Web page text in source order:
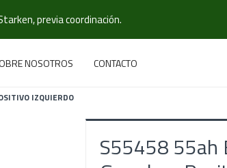
previa coordinación.
NOSOTROS CONTACTO
IZQUIERDO
S55458 55ah